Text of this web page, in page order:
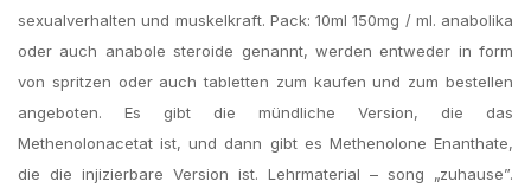
sexualverhalten und muskelkraft. Pack: 10ml 150mg / ml. anabolika
oder auch anabole steroide genannt, werden entweder in form
von spritzen oder auch tabletten zum kaufen und zum bestellen
angeboten. Es gibt die mündliche Version, die das
Methenolonacetat ist, und dann gibt es Methenolone Enanthate,
die die injizierbare Version ist. Lehrmaterial – song „zuhause”.